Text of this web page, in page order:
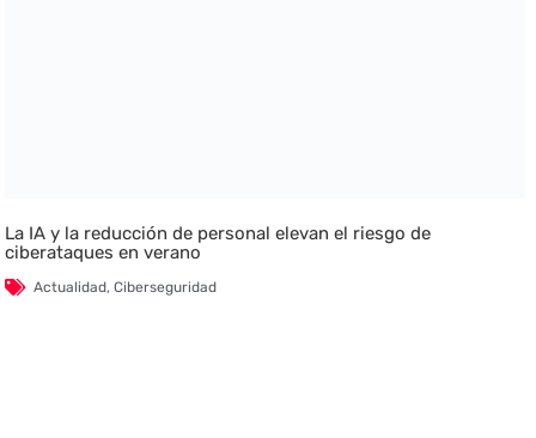
La IA y la reducción de personal elevan el riesgo de
ciberataques en verano
Actualidad,Ciberseguridad